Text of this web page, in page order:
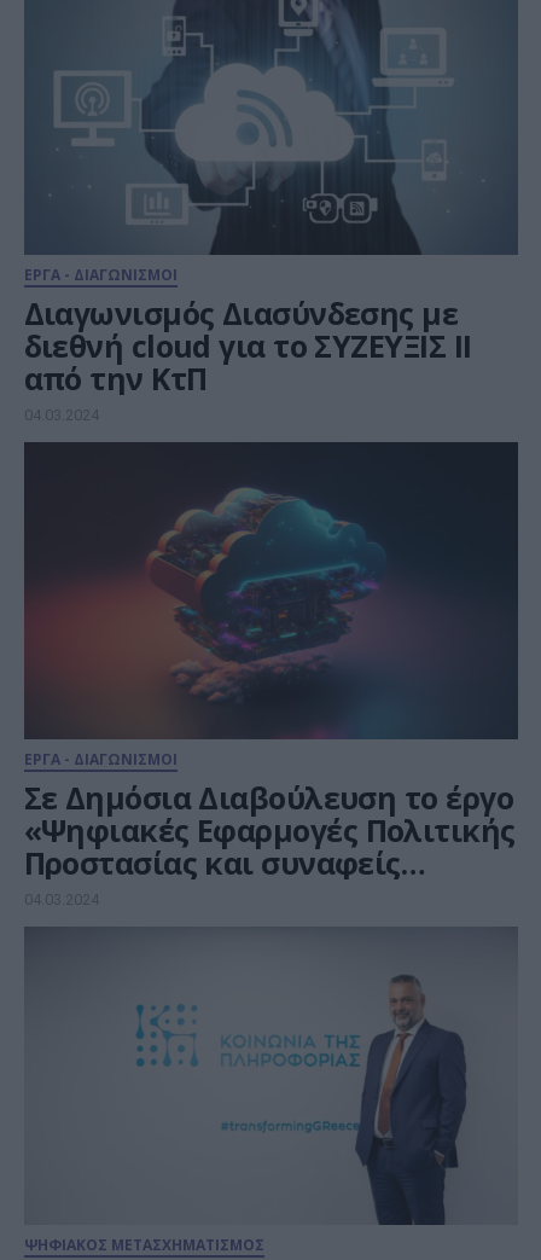
ΕΡΓΑ - ΔΙΑΓΩΝΙΣΜΟΙ
Διαγωνισμός Διασύνδεσης με
διεθνή cloud για το ΣΥΖΕΥΞΙΣ ΙΙ
από την ΚτΠ
04.03.2024
ΕΡΓΑ - ΔΙΑΓΩΝΙΣΜΟΙ
Σε Δημόσια Διαβούλευση το έργο
«Ψηφιακές Εφαρμογές Πολιτικής
Προστασίας και συναφείς
υπηρεσίες»
04.03.2024
ΨΗΦΙΑΚΟΣ ΜΕΤΑΣΧΗΜΑΤΙΣΜΟΣ